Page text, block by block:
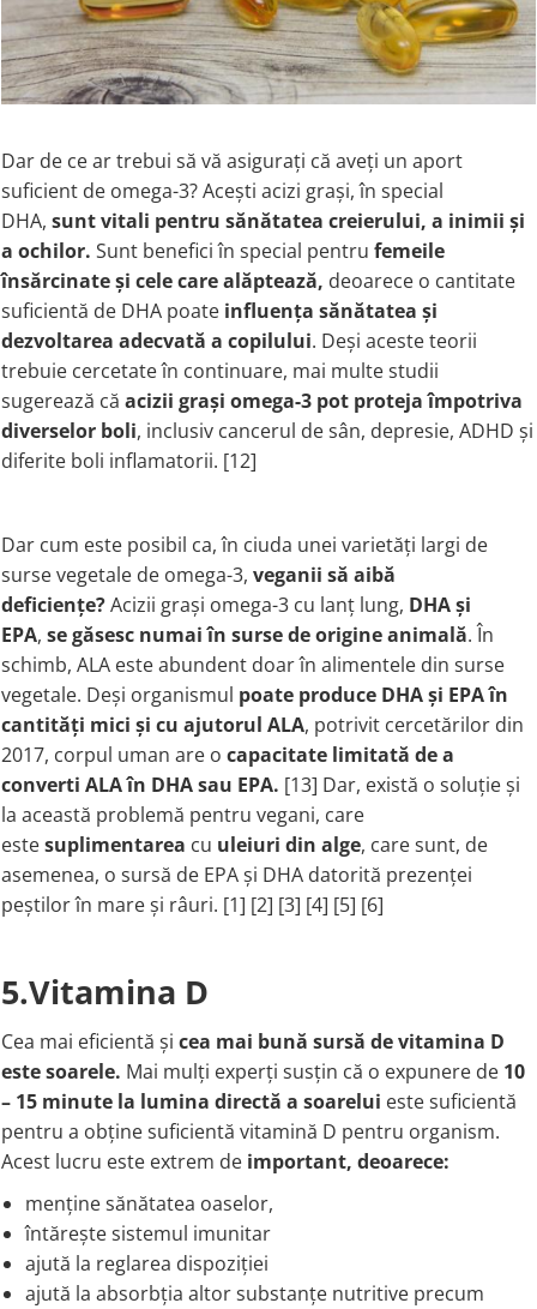
Dar de ce ar trebui să vă asigurați că aveți un aport
suficient de omega-3? Acești acizi grași, în special
DHA, sunt vitali pentru sănătatea creierului, a inimii și
a ochilor. Sunt benefici în special pentru femeile
însărcinate și cele care alăptează, deoarece o cantitate
suficientă de DHA poate influența sănătatea și
dezvoltarea adecvată a copilului. Deși aceste teorii
trebuie cercetate în continuare, mai multe studii
sugerează că acizii grași omega-3 pot proteja împotriva
diverselor boli, inclusiv cancerul de sân, depresie, ADHD și
diferite boli inflamatorii. [12]
Dar cum este posibil ca, în ciuda unei varietăți largi de
surse vegetale de omega-3, veganii să aibă
deficiențe?Acizii grași omega-3 cu lanț lung, DHA și
EPA, se găsesc numai în surse de origine animală. În
schimb, ALA este abundent doar în alimentele din surse
vegetale. Deși organismul poate produce DHA și EPA în
cantități mici și cu ajutorul ALA, potrivit cercetărilor din
2017, corpul uman are o capacitate limitată de a
converti ALA în DHA sau EPA. [13] Dar, există o soluție și
la această problemă pentru vegani, care
estesuplimentarea cu uleiuri din alge, care sunt, de
asemenea, o sursă de EPA și DHA datorită prezenței
peștilor în mare și râuri. [1] [2] [3] [4] [5] [6]
5.Vitamina D
Cea mai eficientă și cea mai bună sursă de vitamina D
este soarele. Mai mulți experți susțin că o expunere de 10
– 15 minute la lumina directă a soarelui este suficientă
pentru a obține suficientă vitamină D pentru organism.
Acest lucru este extrem de important, deoarece:
menține sănătatea oaselor,
întărește sistemul imunitar
ajută la reglarea dispoziției
ajută la absorbția altor substanțe nutritive precum